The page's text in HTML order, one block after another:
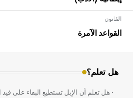
القانون
القواعد الآمرة
هل تعلم؟
- هل تعلم أن الأبلق نوع من الفنون
بالعمارة الإسلامية في بلاد الشام
المعمار على بناء مداميكه وخاصة في
- هل تعلم أن الإبل تستطيع البقاء على